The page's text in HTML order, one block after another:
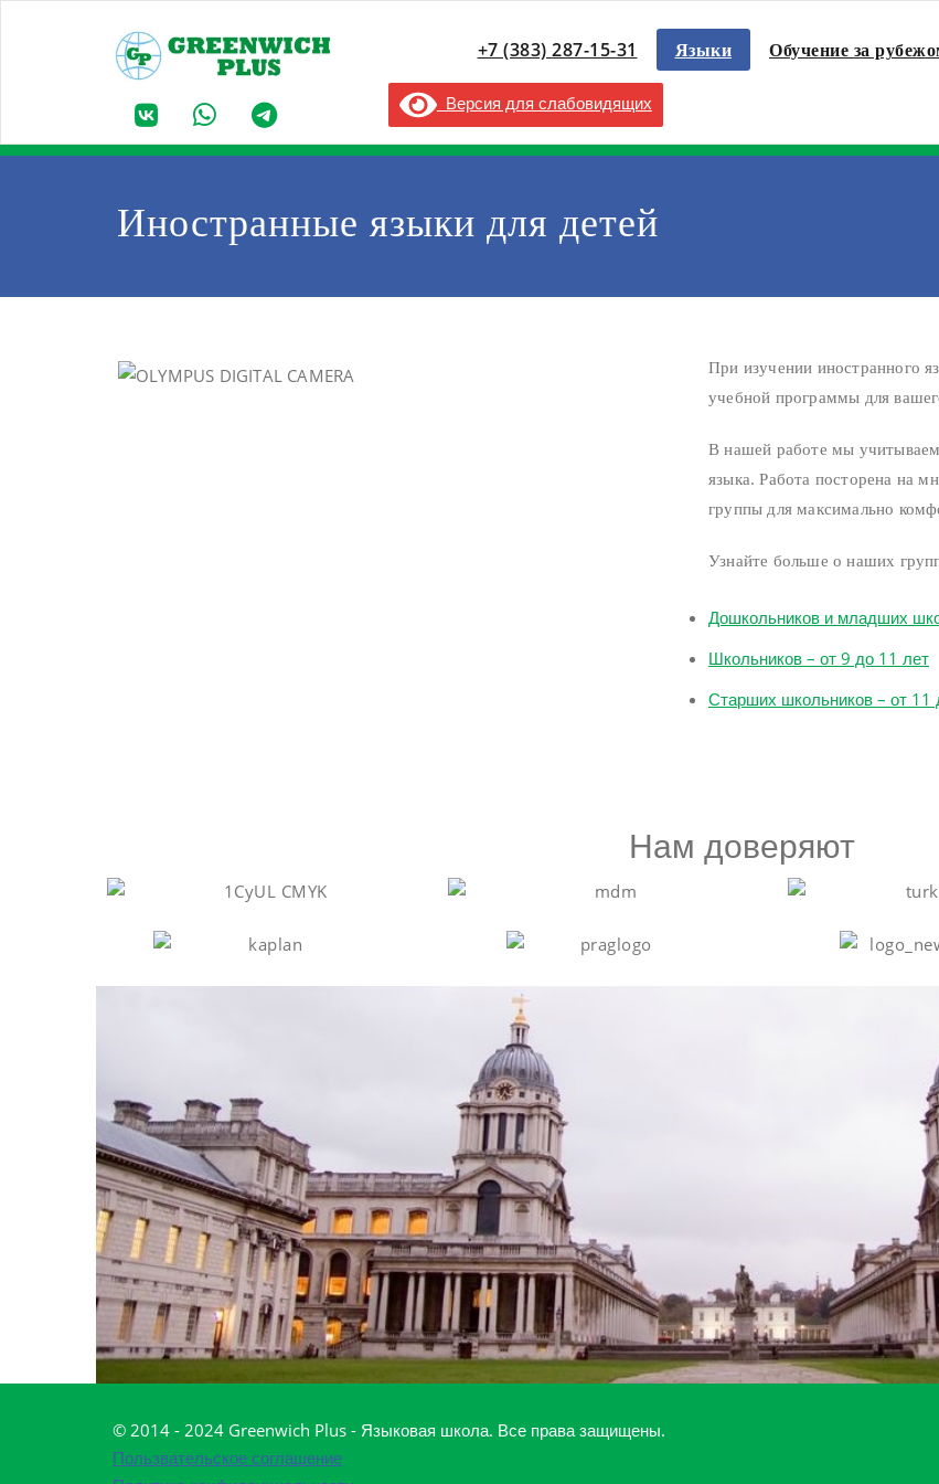
+7 (383) 287-15-31 Языки Обучение за
Версия для слабовидящих
Иностранные языки для детей
При изучении иностранного
учебной программы для
В нашей работе мы
языка. Работа посторена на
группы для максимально
Узнайте больше о наших
Дошкольников и младших
Школьников – от 9 до 11 лет
Старших школьников – от 11
Нам доверяют
© 2014 - 2024 Greenwich Plus - Языковая школа. Все права защищены.
Пользвательское соглашение